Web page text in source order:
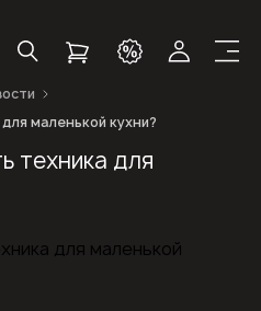
маленькой кухни?
техника для